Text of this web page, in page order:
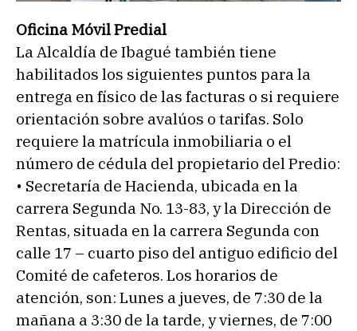
Oficina Móvil Predial
La Alcaldía de Ibagué también tiene
habilitados los siguientes puntos para la
entrega en físico de las facturas o si requiere
orientación sobre avalúos o tarifas. Solo
requiere la matrícula inmobiliaria o el
número de cédula del propietario del Predio:
• Secretaría de Hacienda, ubicada en la
carrera Segunda No. 13-83, y la Dirección de
Rentas, situada en la carrera Segunda con
calle 17 – cuarto piso del antiguo edificio del
Comité de cafeteros. Los horarios de
atención, son: Lunes a jueves, de 7:30 de la
mañana a 3:30 de la tarde, y viernes, de 7:00